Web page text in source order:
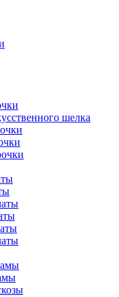
шелка